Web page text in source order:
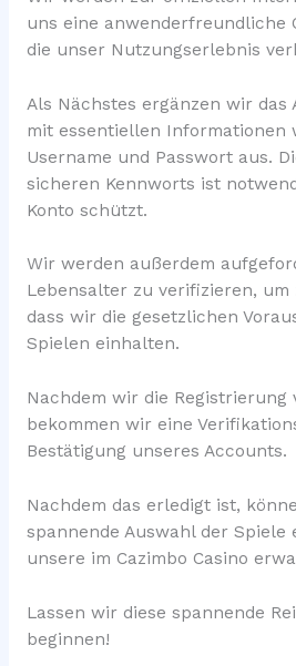
uns eine anwenderfreundliche
die unser Nutzungserlebnis
Als Nächstes ergänzen wir das
mit essentiellen Informationen
Username und Passwort aus.
sicheren Kennworts ist
Konto schützt.
Wir werden außerdem
Lebensalter zu verifizieren, um
dass wir die gesetzlichen
Spielen einhalten.
Nachdem wir die Registrierung
bekommen wir eine
Bestätigung unseres Accounts.
Nachdem das erledigt ist,
spannende Auswahl der Spiele
unsere im Cazimbo Casino
Lassen wir diese spannende
beginnen!